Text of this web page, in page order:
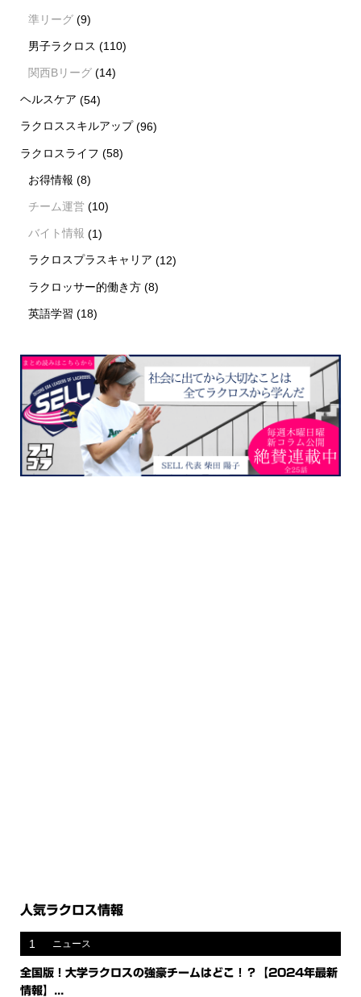
準リーグ (9)
男子ラクロス (110)
関西Bリーグ (14)
ヘルスケア (54)
ラクロススキルアップ(96)
ラクロスライフ (58)
お得情報 (8)
チーム運営 (10)
バイト情報 (1)
ラクロスプラスキャリア (12)
ラクロッサー的働き方 (8)
英語学習 (18)
人気ラクロス情報
1 ニュース
全国版！大学ラクロスの強豪チームはどこ！？【2024年最新
情報】...